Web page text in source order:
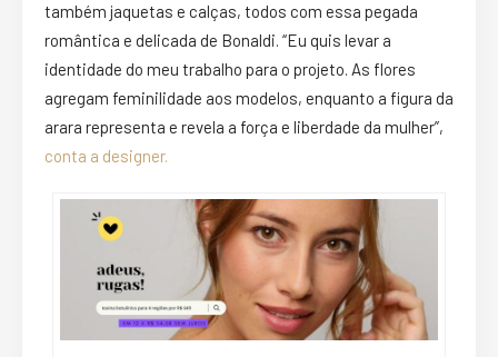
também jaquetas e calças, todos com essa pegada
romântica e delicada de Bonaldi. “Eu quis levar a
identidade do meu trabalho para o projeto. As flores
agregam feminilidade aos modelos, enquanto a figura da
arara representa e revela a força e liberdade da mulher”,
conta a designer.